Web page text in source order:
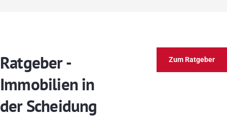
Ratgeber -
Immobilien in
der Scheidung
Zum Ratgeber